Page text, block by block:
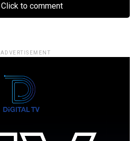
Click to comment
ADVERTISEMENT